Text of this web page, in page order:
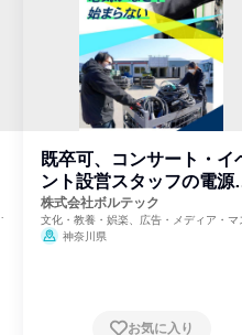
既卒可、コンサート・イ
ント設営スタッフの電源
門
株式会社ボルテック
文化・教養・娯楽、広告・メディア・マ
ミ、電力・ガス・水道・エネルギー
神奈川県
お気に入り